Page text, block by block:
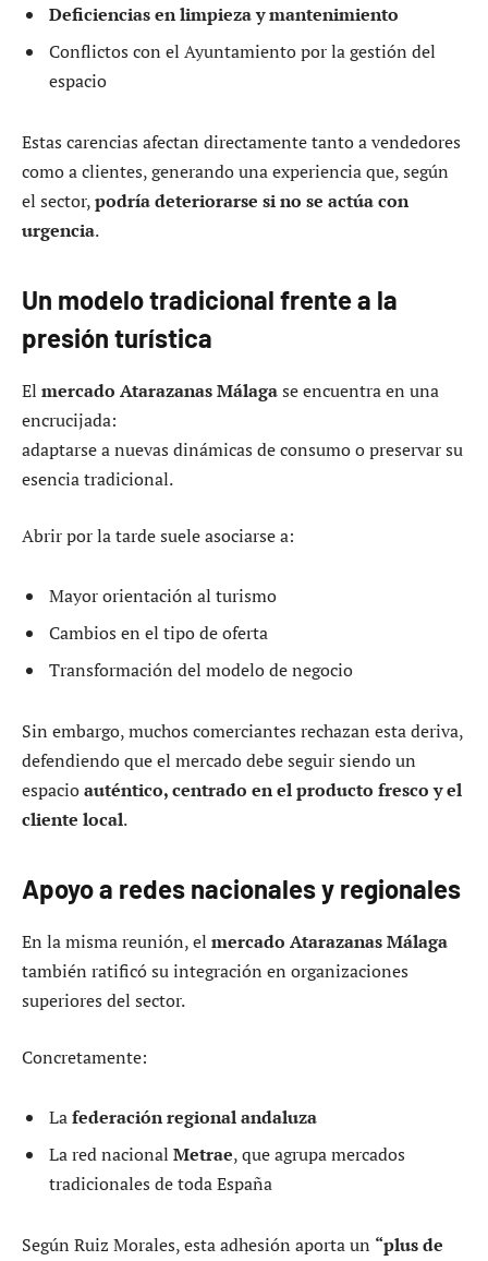
Deficiencias en limpieza y mantenimiento
Conflictos con el Ayuntamiento por la gestión del
espacio
Estas carencias afectan directamente tanto a vendedores
como a clientes, generando una experiencia que, según
el sector,podría deteriorarse si no se actúa con
urgencia.
Un modelo tradicional frente a la
presión turística
El mercado Atarazanas Málagase encuentra en una
encrucijada:
adaptarse a nuevas dinámicas de consumo o preservar su
esencia tradicional.
Abrir por la tarde suele asociarse a:
Mayor orientación al turismo
Cambios en el tipo de oferta
Transformación del modelo de negocio
Sin embargo, muchos comerciantes rechazan esta deriva,
defendiendo que el mercado debe seguir siendo un
espacioauténtico, centrado en el producto fresco y el
cliente local.
Apoyo a redes nacionales y regionales
En la misma reunión, el mercado Atarazanas Málaga
también ratificó su integración en organizaciones
superiores del sector.
Concretamente:
Lafederación regional andaluza
La red nacional Metrae, que agrupa mercados
tradicionales de toda España
Según Ruiz Morales, esta adhesión aporta un “plus de